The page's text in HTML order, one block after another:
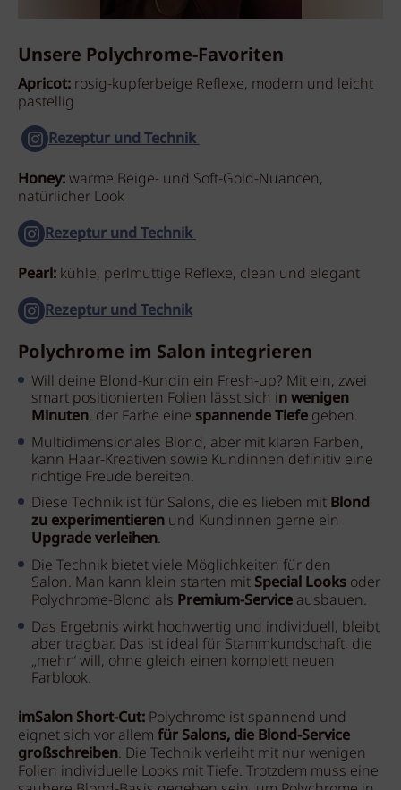
Unsere Polychrome-Favoriten
Apricot: rosig-kupferbeige Reflexe, modern und leicht
pastellig
Rezeptur und Technik
Honey:warme Beige- und Soft-Gold-Nuancen,
natürlicher Look
Rezeptur und Technik
Pearl: kühle, perlmuttige Reflexe, clean und elegant
Rezeptur und Technik
Polychrome im Salon integrieren
Will deine Blond-Kundin ein Fresh-up? Mit ein, zwei
smart positionierten Folien lässt sich in wenigen
Minuten, der Farbe eine spannende Tiefe geben.
Multidimensionales Blond, aber mit klaren Farben,
kann Haar-Kreativen sowie Kundinnen definitiv eine
richtige Freude bereiten.
Diese Technik ist für Salons, die es lieben mit Blond
zu experimentieren und Kundinnen gerne ein
Upgrade verleihen.
Die Technik bietet viele Möglichkeiten für den
Salon. Man kann klein starten mit Special Looks oder
Polychrome-Blond als Premium-Service ausbauen.
Das Ergebnis wirkt hochwertig und individuell, bleibt
aber tragbar. Das ist ideal für Stammkundschaft, die
„mehr“ will, ohne gleich einen komplett neuen
Farblook.
imSalon Short-Cut: Polychrome ist spannend und
eignet sich vor allem für Salons, die Blond-Service
großschreiben. Die Technik verleiht mit nur wenigen
Folien individuelle Looks mit Tiefe. Trotzdem muss eine